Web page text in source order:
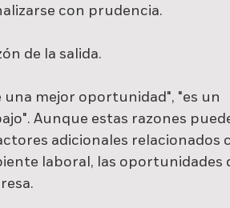
con prudencia.
de la salida.
mejor oportunidad", "es un
Aunque estas razones
adicionales relacionados
laboral, las oportunidades